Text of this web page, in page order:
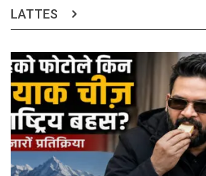
LATTES